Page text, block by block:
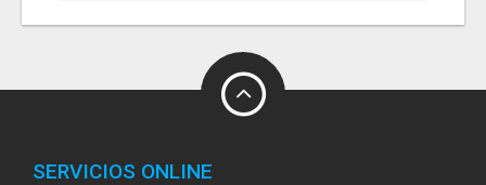
SERVICIOS ONLINE